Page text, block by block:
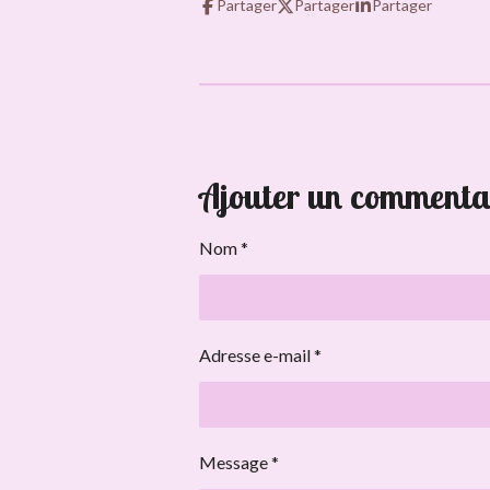
Partager Partager Partager
Ajouter un
Nom *
Adresse e-mail *
Message *